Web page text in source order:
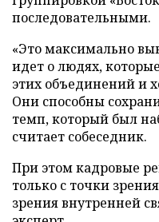
последовательными.
«Это максимально
идет о людях,
этих объединений и
Они способны
темп, который был
считает собеседник.
При этом кадровые
только с точки
зрения внутренней